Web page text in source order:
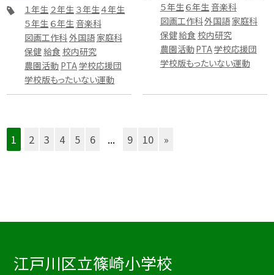
１年生 ２年生 ３年生４年生
５年生 ６年生音楽科
図画工作科外国語家庭科
保健 給食 校内研究
農園活動 PTA学校応援団
学校版もったいない運動
５年生６年生音楽科
図画工作科外国語家庭科
保健給食 校内研究
農園活動PTA学校応援団
学校版もったいない運動
1 2 3 4 5 6 ... 9 10 »
江戸川区立篠崎小学校